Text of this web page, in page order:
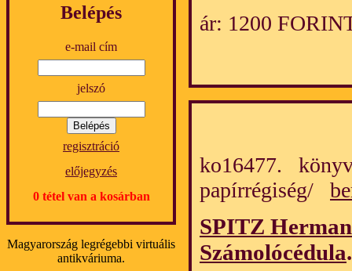
Belépés
e-mail cím
jelszó
regisztráció
előjegyzés
0 tétel van a kosárban
Magyarország legrégebbi virtuális
antikváriuma.
ár: 1200
ko16477.
papírrégiség/
SPITZ
Számolócédula.